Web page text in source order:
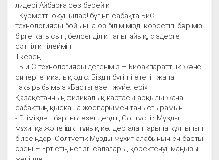
лидері Айбарға сөз берейік:
- Құрметті оқушылар! бүгінгі сабақта БиС
технологиясы бойынша өз білімімізді көрсетіп, бәріміз
бірге қатысып, белсенділік танытайық, сіздерге
сәттілік тілеймін!
II кезең
- Б и С технологиясы дегеніміз – Биоақпараттық және
синергетикалық әдіс. Біздің бүгінгі өтетін жаңа
тақырыбымыз «Басты өзен жүйелері»
Қазақстанның физикалық картасы арқылы жаңа
сабақтың қысқаша жоспарымен таныстырамын.
- Еліміздегі барлық өзендердің Солтүстік Мұзды
мұхитқа және ішкі тұйық көлдер алаптарына құятынын
білесіңдер. Солтүстік Мұзды мұхит алабының ең басты
өзені – Ертістің негізгі салалары, қоректенуі, маңызы